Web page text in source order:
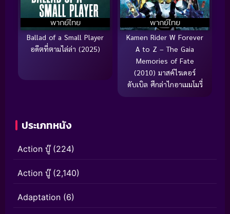
พากย์ไทย
Ballad of a Small Player
อดีตที่ตามไล่ล่า (2025)
พากย์ไทย
Kamen Rider W Forever
A to Z – The Gaia
Memories of Fate
(2010) มาสค์ไรเดอร์
ดับเบิล ศึกล่าไกอาเมมโมรี่
ประเภทหนัง
Action บู๊(224)
Action บู๊(2,140)
Adaptation (6)